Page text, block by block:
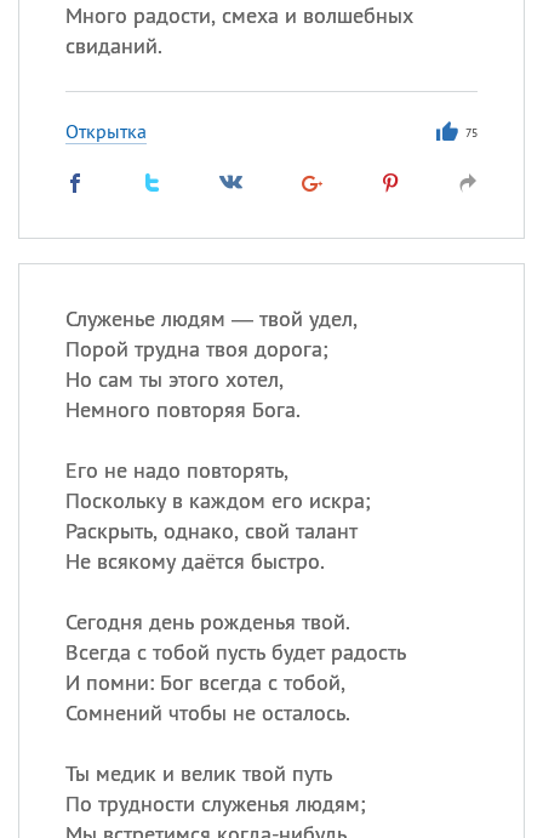
Много радости, смеха и волшебных
свиданий.
Открытка 75
Служенье людям — твой удел,
Порой трудна твоя дорога;
Но сам ты этого хотел,
Немного повторяя Бога.
Его не надо повторять,
Поскольку в каждом его искра;
Раскрыть, однако, свой талант
Не всякому даётся быстро.
Сегодня день рожденья твой.
Всегда с тобой пусть будет радость
И помни: Бог всегда с тобой,
Сомнений чтобы не осталось.
Ты медик и велик твой путь
По трудности служенья людям;